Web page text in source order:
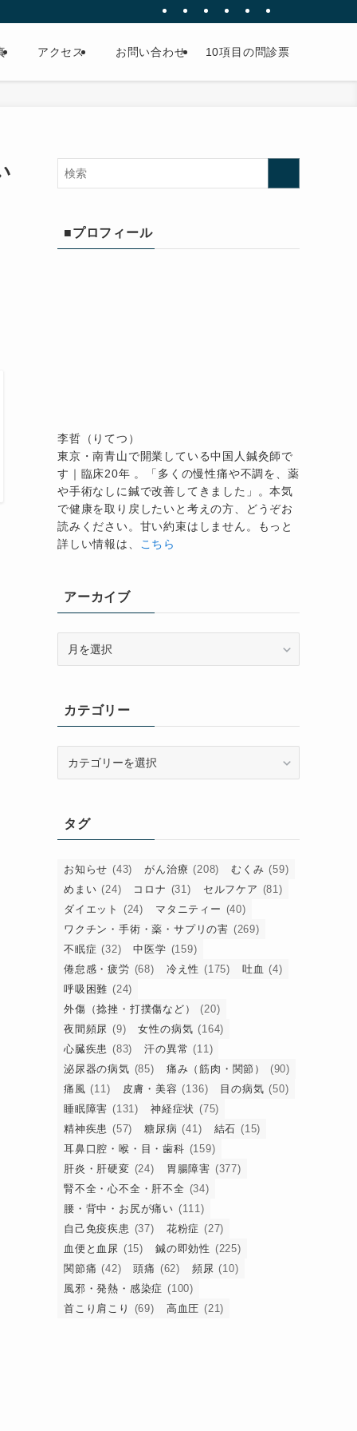
アクセス お問い合わせ 10項目の問診票
■プロフィール
李哲（りてつ）
東京・南青山で開業している中国人鍼灸師で
す｜臨床20年 。「多くの慢性痛や不調を、薬
や手術なしに鍼で改善してきました」。本気
で健康を取り戻したいと考えの方、どうぞお
読みください。甘い約束はしません。もっと
詳しい情報は、 こちら
アーカイブ
ブカテゴリー
ータグ
お知らせ (43) がん治療 (208) むくみ (59)
めまい (24) コロナ (31) セルフケア (81)
ダイエット
(24) マタニティー (40)
ワクチン・手術・薬・サプリの害 (269)
不眠症 (32) 中医学 (159)
倦怠感・疲労 (68) 冷え性 (175) 吐血 (4)
呼吸困難 (24)
外傷（捻挫・打撲傷など）
(20)
夜間頻尿 (9) 女性の病気 (164)
心臓疾患 (83) 汗の異常 (11)
泌尿器の病気 (85) 痛み（筋肉・関節）
(90)
痛風 (11) 皮膚・美容 (136) 目の病気 (50)
睡眠障害 (131) 神経症状 (75)
精神疾患 (57) 糖尿病 (41) 結石 (15)
耳鼻口腔・喉・目・歯科 (159)
肝炎・肝硬変 (24) 胃腸障害 (377)
腎不全・心不全・肝不全 (34)
腰・背中・お尻が痛い (111)
自己免疫疾患 (37) 花粉症 (27)
血便と血尿 (15) 鍼の即効性 (225)
関節痛 (42) 頭痛 (62) 頻尿 (10)
風邪・発熱・感染症 (100)
首こり肩こり
(69) 高血圧 (21)